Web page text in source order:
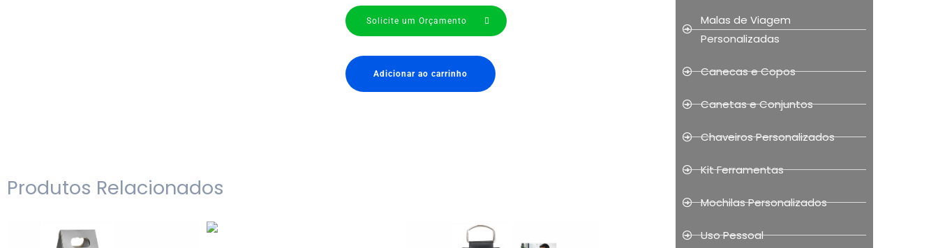
Solicite um Orçamento
Adicionar ao carrinho
Malas de Viagem
Personalizadas
Canecas e Copos
Canetas e Conjuntos
Chaveiros Personalizados
Kit Ferramentas
Mochilas Personalizados
Uso Pessoal
Produtos Relacionados